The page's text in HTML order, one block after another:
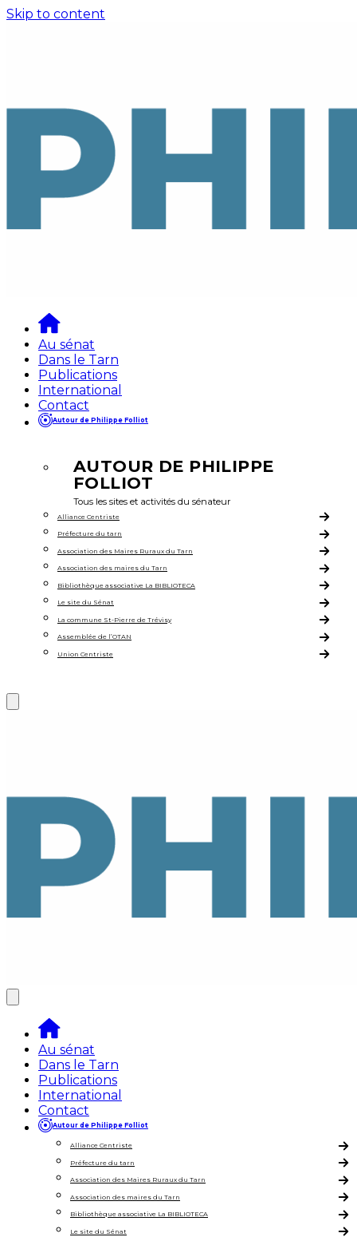
Skip to content
Au sénat
Dans le Tarn
Publications
International
Contact
Autour de Philippe Folliot
AUTOUR DE PHILIPPE
FOLLIOT
Tous les sites et activités du sénateur
Alliance Centriste
Préfecture du tarn
Association des Maires Ruraux du Tarn
Association des maires du Tarn
Bibliothèque associative La BIBLIOTECA
Le site du Sénat
La commune St-Pierre de Trévisy
Assemblée de l’OTAN
Union Centriste
Au sénat
Dans le Tarn
Publications
International
Contact
Autour de Philippe Folliot
Alliance Centriste
Préfecture du tarn
Association des Maires Ruraux du Tarn
Association des maires du Tarn
Bibliothèque associative La BIBLIOTECA
Le site du Sénat